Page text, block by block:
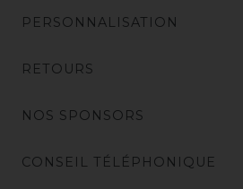
PERSONNALISATION
RETOURS
NOS SPONSORS
CONSEIL TÉLÉPHONIQUE